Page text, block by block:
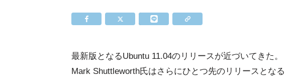
最新版となるUbuntu 11.04のリリースが近づいてきた。
Mark Shuttleworth氏はさらにひとつ先のリリースとなる